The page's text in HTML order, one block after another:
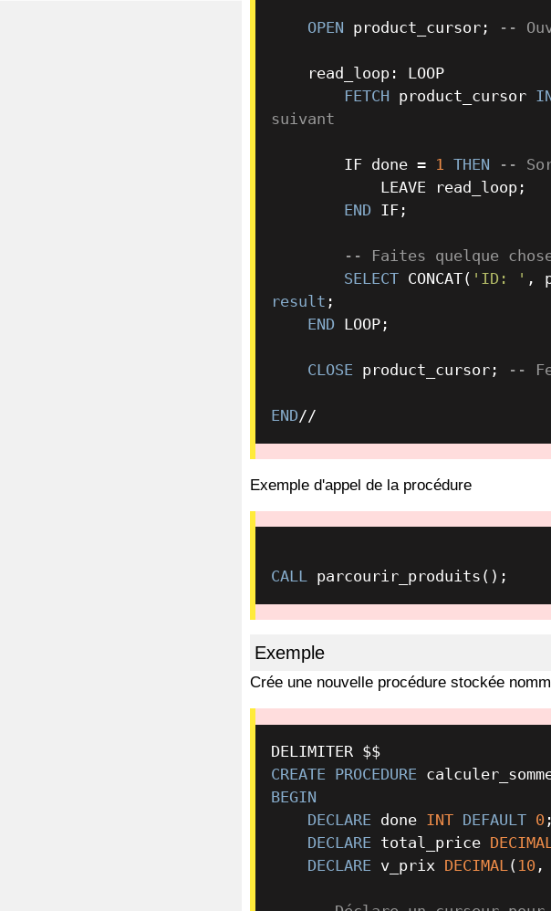
OPEN product_cursor; --
FETCH product_cursor
suivant
        IF done
= 1 THEN
--
END IF;
-- Faites quelque
SELECT CONCAT( 'ID: ' ,
result ;
END LOOP;
CLOSE product_cursor; --
END//
Exemple d'appel de la procédure
CALL parcourir_produits();
Exemple
Crée une nouvelle procédure stockée
CREATE PROCEDURE
BEGIN
DECLARE done INT DEFAULT 0
DECLARE total_price DECIMAL
DECLARE v_prix DECIMAL ( 10 ,